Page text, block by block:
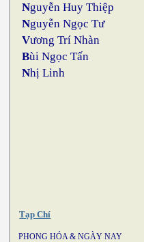
Nguyễn Huy Thiệp
Nguyễn Ngọc Tư
Vương Trí Nhàn
Bùi Ngọc Tấn
Nhị Linh
Tạp Chí
PHONG HÓA & NGÀY NAY